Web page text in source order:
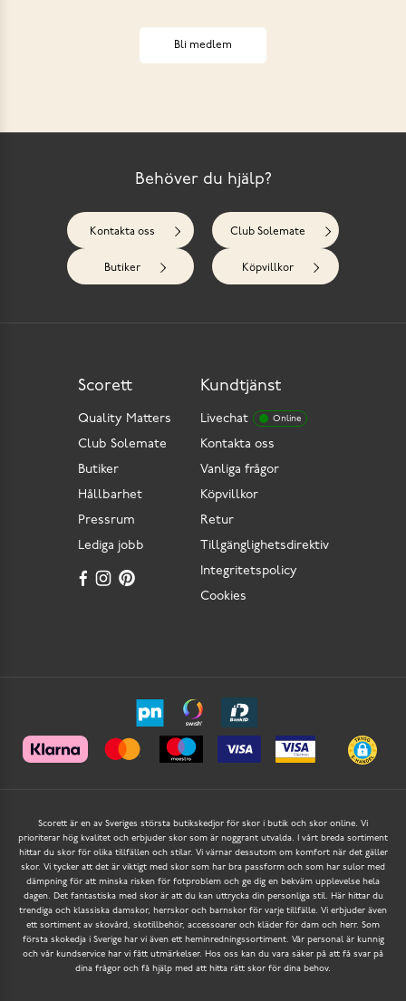
Bli medlem
Behöver du hjälp?
Kontakta oss Club Solemate
Butiker Köpvillkor
Kundtjänst
Livechat Online
Kontakta oss
Vanliga frågor
Köpvillkor
Retur
Tillgänglighetsdirektiv
Integritetspolicy
Cookies
Scorett
Quality Matters
Club Solemate
Butiker
Hållbarhet
Pressrum
Lediga jobb
Scorett är en av Sveriges största butikskedjor för skor i butik och skor online. Vi
prioriterar hög kvalitet och erbjuder skor som är noggrant utvalda. I vårt breda sortiment
hittar du skor för olika tillfällen och stilar. Vi värnar dessutom om komfort när det gäller
skor. Vi tycker att det är viktigt med skor som har bra passform och som har sulor med
dämpning för att minska risken för fotproblem och ge dig en bekväm upplevelse hela
dagen. Det fantastiska med skor är att du kan uttrycka din personliga stil. Här hittar du
trendiga och klassiska damskor, herrskor och barnskor för varje tillfälle. Vi erbjuder även
ett sortiment av skovård, skotillbehör, accessoarer och kläder för dam och herr. Som
första skokedja i Sverige har vi även ett heminredningssortiment. Vår personal är kunnig
och vår kundservice har vi fått utmärkelser. Hos oss kan du vara säker på att få svar på
dina frågor och få hjälp med att hitta rätt skor för dina behov.